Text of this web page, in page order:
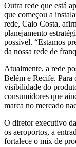
Outra rede que está
que começou a
rede, Caio Costa,
planejamento
possível. “Estamos
da nossa rede de
Atualmente, a rede
Belém e Recife. Para
visibilidade do
consumidores que
marca no mercado
O diretor executivo
os aeroportos, a
fortalece o mix de